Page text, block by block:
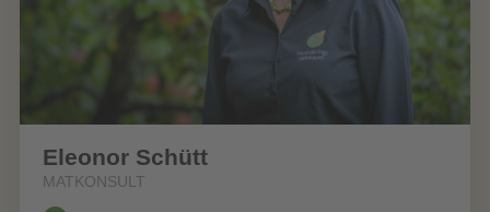
Eleonor Schütt
MATKONSULT